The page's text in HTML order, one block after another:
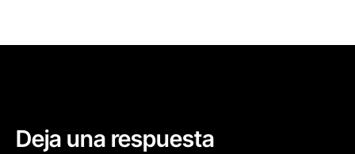
Deja una respuesta